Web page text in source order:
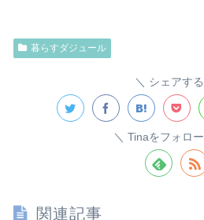
暮らすダジュール
シェアする
Tinaをフォロ
関連記事